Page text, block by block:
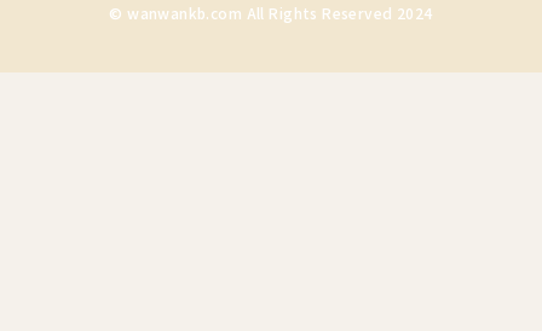
© wanwankb.com All Rights Reserved 2024